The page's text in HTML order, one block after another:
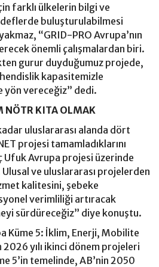
farklı ülkelerin bilgi ve
buluşturulabilmesi
“GRID-PRO Avrupa’nın
önemli çalışmalardan biri.
gurur duyduğumuz projede,
kapasitemizle
yön vereceğiz” dedi.
NÖTR KITA OLMAK
uluslararası alanda dört
projesi tamamladıklarını
Ufuk Avrupa projesi üzerinde
Ulusal ve uluslararası projelerden
kalitesini, şebeke
verimliliği artıracak
sürdüreceğiz” diye konuştu.
Küme 5: İklim, Enerji, Mobilite
2026 yılı ikinci dönem projeleri
5’in temelinde, AB’nin 2050